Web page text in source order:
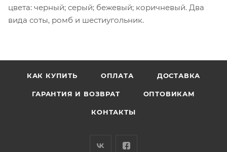
цвета: черный; серый; бежевый; коричневый. Два
вида соты, ромб и шестиугольник.
КАК КУПИТЬ ОПЛАТА ДОСТАВКА
ГАРАНТИЯ И ВОЗВРАТ ОПТОВИКАМ
КОНТАКТЫ